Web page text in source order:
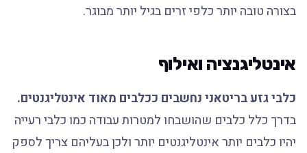
בצורה טובה יותר כלפי זרים בגיל יותר מבוגר.
אינטליגנציה ואילוף
כלבי גזע בריטאני נחשבים ככלבים מאוד אינטליגנטים.
בדרך כלל כלבים שהושבחו למטרות עבודה כמו כלבי רעייה
יהיו כלבים יותר אינטליגנטים יותר ולכן בעליהם צריך לספק